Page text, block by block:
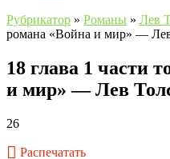
Рубрикатор » Романы » Лев
романа «Война и мир» —
18 глава 1 части
и мир» — Лев
26
Распечатать